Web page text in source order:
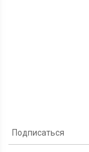
Подписаться